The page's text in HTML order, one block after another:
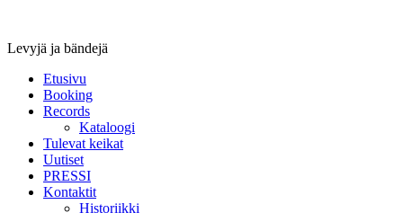
Levyjä ja bändejä
Etusivu
Booking
Records
Kataloogi
Tulevat keikat
Uutiset
PRESSI
Kontaktit
Historiikki